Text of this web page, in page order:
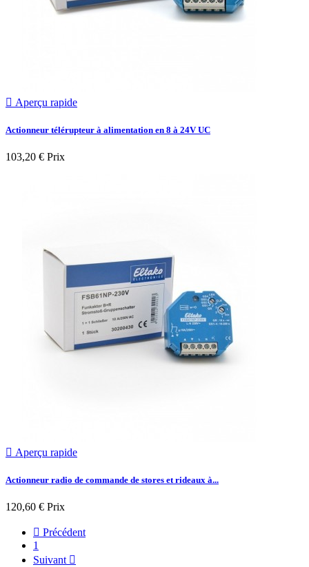
 Aperçu rapide
Actionneur télérupteur à alimentation en 8 à 24V UC
103,20 € Prix
 Aperçu rapide
Actionneur radio de commande de stores et rideaux à...
120,60 € Prix
 Précédent
1
Suivant 